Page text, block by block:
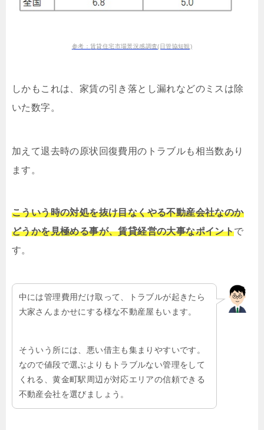
参考：賃貸住宅市場景況感調査(日管協短観)
しかもこれは、家賃の引き落とし漏れなどのミスは除
いた数字。
加えて退去時の原状回復費用のトラブルも相当数あり
ます。
こういう時の対処を抜け目なくやる不動産会社なのか
どうかを見極める事が、賃貸経営の大事なポイントで
す。
中には管理費用だけ取って、トラブルが起きたら
大家さんまかせにする様な不動産屋もいます。
そういう所には、悪い借主も集まりやすいです。
なので値段で選ぶよりもトラブルない管理をして
くれる、黄金町駅周辺が対応エリアの信頼できる
不動産会社を選びましょう。